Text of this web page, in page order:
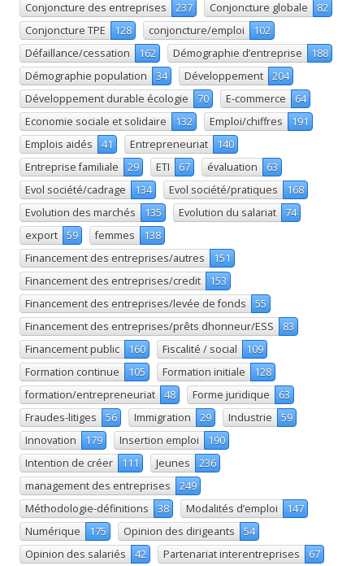
Conjoncture des entreprises
237 Conjoncture globale
82
Conjoncture TPE
128 conjoncture/emploi
102
Défaillance/cessation
162 Démographie d’entreprise
188
Démographie population
34 Développement
204
Développement durable écologie
70 E-commerce
64
Economie sociale et solidaire
132 Emploi/chiffres
191
Emplois aidés
41 Entrepreneuriat
140
Entreprise familiale
29 ETI 67 évaluation
63
Evol société/cadrage
134 Evol société/pratiques
168
Evolution des marchés
135 Evolution du salariat
74
export
59 femmes
138
Financement des entreprises/autres
151
Financement des entreprises/credit
153
Financement des entreprises/levée de fonds
55
Financement des entreprises/prêts dhonneur/ESS
83
Financement public
160 Fiscalité / social
109
Formation continue
105 Formation initiale
128
formation/entrepreneuriat
48 Forme juridique
63
Fraudes-litiges
56 Immigration 29 Industrie
59
Innovation
179 Insertion emploi
190
Intention de créer
111 Jeunes
236
management des entreprises
249
Méthodologie-définitions
38 Modalités d’emploi
147
Numérique
175 Opinion des dirigeants
54
Opinion des salariés
42 Partenariat interentreprises
67